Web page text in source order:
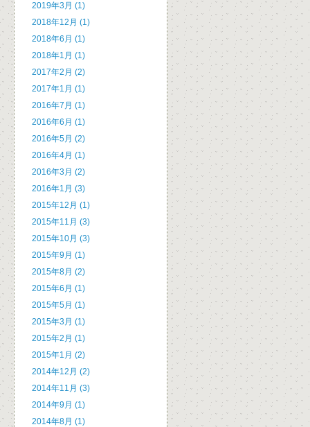
2019年3月 (1)
2018年12月 (1)
2018年6月 (1)
2018年1月 (1)
2017年2月 (2)
2017年1月 (1)
2016年7月 (1)
2016年6月 (1)
2016年5月 (2)
2016年4月 (1)
2016年3月 (2)
2016年1月 (3)
2015年12月 (1)
2015年11月 (3)
2015年10月 (3)
2015年9月 (1)
2015年8月 (2)
2015年6月 (1)
2015年5月 (1)
2015年3月 (1)
2015年2月 (1)
2015年1月 (2)
2014年12月 (2)
2014年11月 (3)
2014年9月 (1)
2014年8月 (1)